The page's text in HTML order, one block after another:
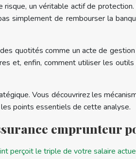
un véritable actif de
simplement de rembourser la
quotités comme un acte de
et, enfin, comment utiliser les
Vous découvrirez les
points essentiels de cette analyse.
emprunteur
perçoit le triple de votre salaire